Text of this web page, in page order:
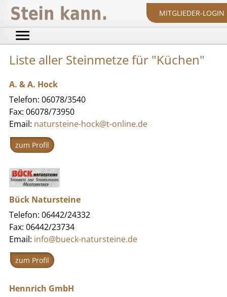
MITGLIEDER-LOGIN
Liste aller Steinmetze für "Küchen"
A. & A. Hock
Telefon: 06078/3540
Fax: 06078/73950
Email: natursteine-hock@t-online.de
zum Profil
Bück Natursteine
Telefon: 06442/24332
Fax: 06442/23734
Email: info@bueck-natursteine.de
zum Profil
Hennrich GmbH